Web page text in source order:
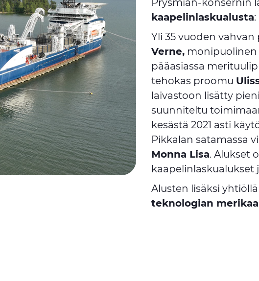
Prysmian-konsernin
kaapelinlaskualusta:
Yli 35 vuoden
Verne,
pääasiassa
tehokas proomu
laivastoon lisätty
suunniteltu
kesästä 2021 asti
Pikkalan satamassa
Monna Lisa. Alukset
Alusten lisäksi
teknologian